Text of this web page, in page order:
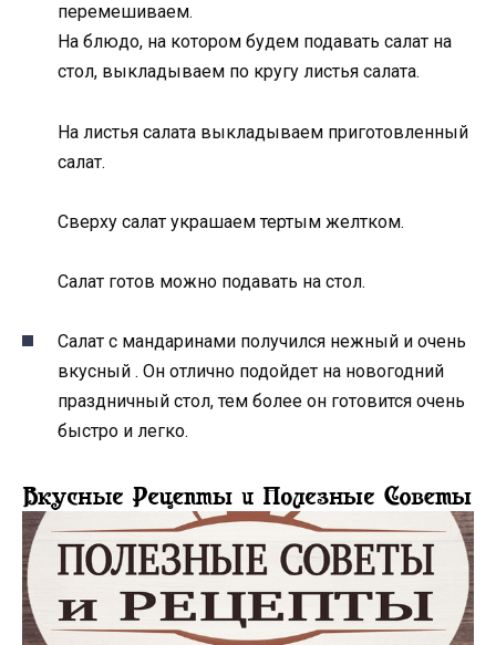
перемешиваем.
На блюдо, на котором будем подавать салат на
стол, выкладываем по кругу листья салата.
На листья салата выкладываем приготовленный
салат.
Сверху салат украшаем тертым желтком.
Салат готов можно подавать на стол.
Салат с мандаринами получился нежный и очень
вкусный . Он отлично подойдет на новогодний
праздничный стол, тем более он готовится очень
быстро и легко.